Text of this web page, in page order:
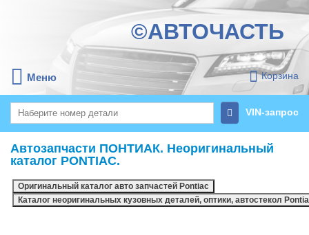
©АВТОЧАСТЬ
Меню Корзина
VIN-запрос
Автозапчасти ПОНТИАК. Неоригинальный
каталог PONTIAC.